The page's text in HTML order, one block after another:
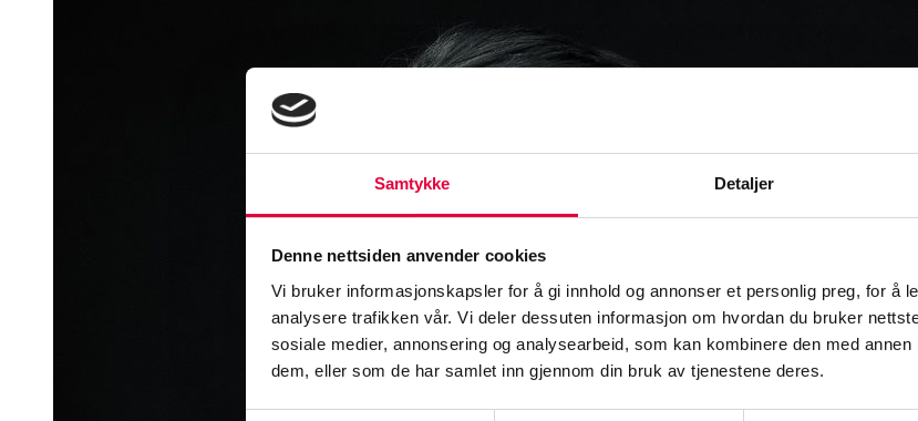
Samtykke Detaljer
Denne nettsiden anvender cookies
Vi bruker informasjonskapsler for å gi innhold og annonser et personlig preg, for å
analysere trafikken vår. Vi deler dessuten informasjon om hvordan du bruker
sosiale medier, annonsering og analysearbeid, som kan kombinere den med
dem, eller som de har samlet inn gjennom din bruk av tjenestene deres.